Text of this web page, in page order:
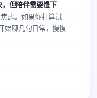
，但陪伴需要慢下
虑。如果你打算试
始聊几句日常，慢慢